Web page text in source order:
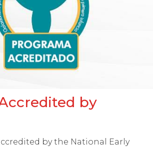
by
by the National Early